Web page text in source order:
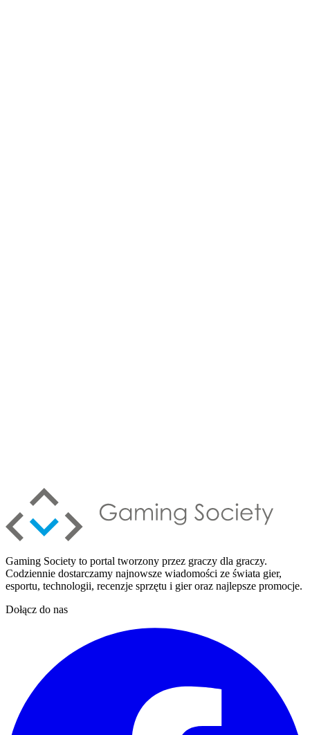
Gaming Society to portal tworzony przez graczy dla graczy.
Codziennie dostarczamy najnowsze wiadomości ze świata gier,
esportu, technologii, recenzje sprzętu i gier oraz najlepsze promocje.
Dołącz do nas